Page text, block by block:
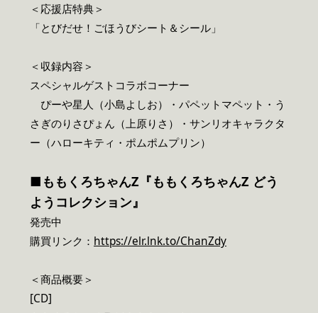
＜応援店特典＞
「とびだせ！ごほうびシート＆シール」
＜収録内容＞
スペシャルゲストコラボコーナー
ぴーや星人（小島よしお）・パペットマペット・う
さぎのりさぴょん（上原りさ）・サンリオキャラクタ
ー（ハローキティ・ポムポムプリン）
■ももくろちゃんZ『ももくろちゃんZ どう
ようコレクション』
発売中
購買リンク： https://elr.lnk.to/ChanZdy
＜商品概要＞
[CD]